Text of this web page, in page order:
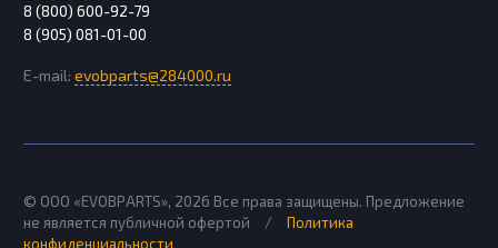
8 (800) 600-92-79
8 (905) 081-01-00
E-mail: evobparts@284000.ru
© ООО «EVOBPARTS», 2026 Все права защищены. Предложение
не является публичной офертой
/
Политика
конфиденциальности